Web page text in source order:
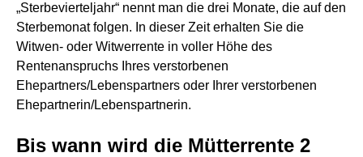
„Sterbevierteljahr“ nennt man die drei Monate, die auf den
Sterbemonat folgen. In dieser Zeit erhalten Sie die
Witwen- oder Witwerrente in voller Höhe des
Rentenanspruchs Ihres verstorbenen
Ehepartners/Lebenspartners oder Ihrer verstorbenen
Ehepartnerin/Lebenspartnerin.
Bis wann wird die Mütterrente 2